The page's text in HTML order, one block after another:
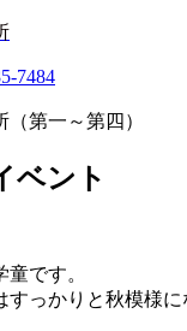
7484
第一～第四）
ベント
です。
っかりと秋模様に